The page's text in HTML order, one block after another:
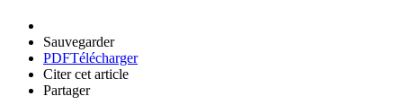
Sauvegarder
PDFTélécharger
Citer cet article
Partager